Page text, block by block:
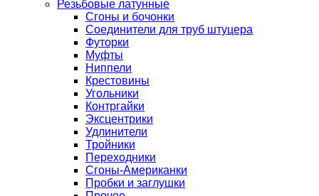
Резьбовые латунные
Сгоны и бочонки
Соединители для труб штуцера
Футорки
Муфты
Ниппели
Крестовины
Угольники
Контргайки
Эксцентрики
Удлинители
Тройники
Переходники
Сгоны-Американки
Пробки и заглушки